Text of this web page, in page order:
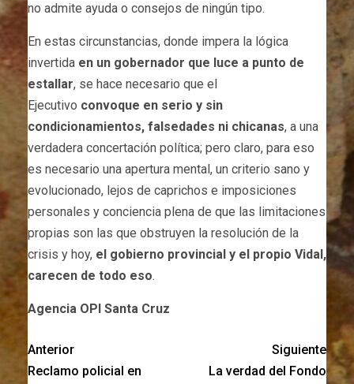
no admite ayuda o consejos de ningún tipo.
En estas circunstancias, donde impera la lógica
invertida en un gobernador que luce a punto de
estallar, se hace necesario que el
Ejecutivo convoque en serio y sin
condicionamientos, falsedades ni chicanas, a una
verdadera concertación política; pero claro, para eso
es necesario una apertura mental, un criterio sano y
evolucionado, lejos de caprichos e imposiciones
personales y conciencia plena de que las limitaciones
propias son las que obstruyen la resolución de la
crisis y hoy, el gobierno provincial y el propio Vidal,
carecen de todo eso.
Agencia OPI Santa Cruz
Anterior
Reclamo policial en
Siguiente
La verdad del Fondo